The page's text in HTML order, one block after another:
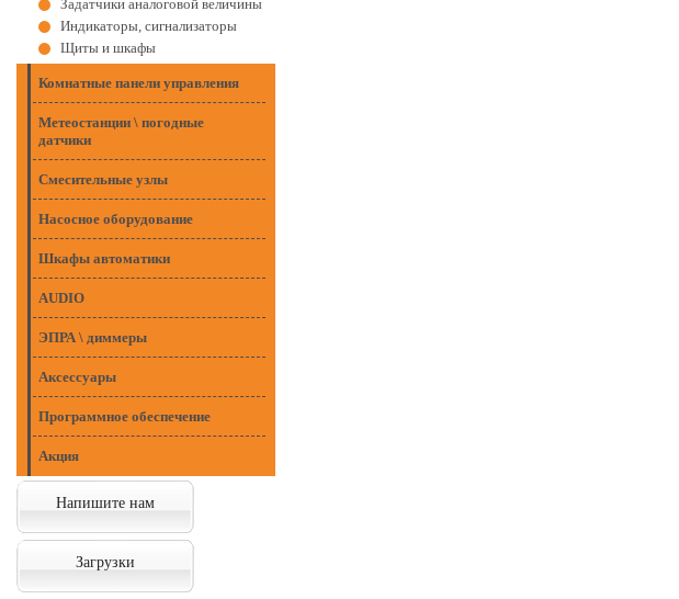
Задатчики аналоговой величины
Индикаторы, сигнализаторы
Щиты и шкафы
Комнатные панели управления
Метеостанции \ погодные
датчики
Смесительные узлы
Насосное оборудование
Шкафы автоматики
AUDIO
ЭПРА \ диммеры
Аксессуары
Программное обеспечение
Акция
Напишите нам
Загрузки